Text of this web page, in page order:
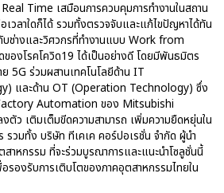
Time เสมือนการควบคุมการทำงานในสถาน
เวลาใดก็ได้ รวมทั้งตรวจจับและแก้ไขปัญหาได้ทัน
บช่างและวิศวกรที่ทำงานแบบ Work from
องโรคโควิด19 ได้เป็นอย่างดี โดยมีพันธมิตร
5G ร่วมผสานเทคโนโลยีด้าน IT
และด้าน OT (Operation Technology) ซึ่ง
Automation ของ Mitsubishi
ตัว เติมเต็มขีดความสามารถ เพิ่มความยืดหยุ่นใน
รวมทั้ง บริษัท ทีเคเค คอร์ปอเรชั่น จำกัด ผู้นำ
าหกรรม ที่จะร่วมบูรณาการและแนะนำโซลูชั่นนี้
รองรับการเติบโตของภาคอุตสาหกรรมไทยใน